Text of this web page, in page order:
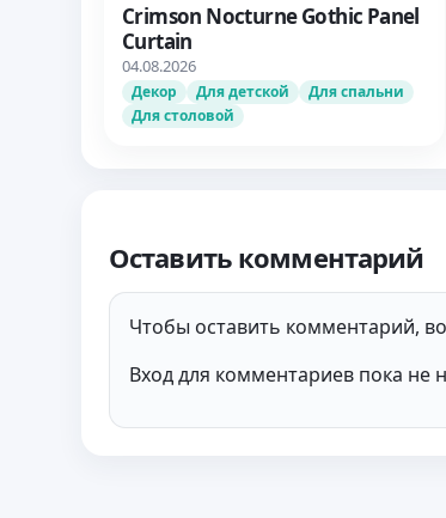
Crimson Nocturne Gothic Panel
Curtain
04.08.2026
Декор Для детской
Для спальни
Для столовой
Оставить комментарий
Чтобы оставить комментарий,
Вход для комментариев пока не